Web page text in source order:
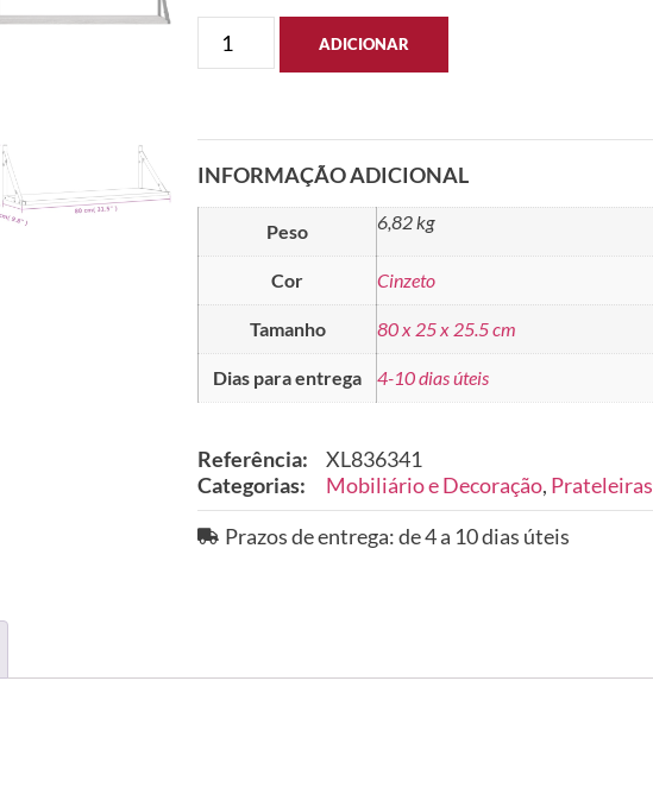
ADICIONAR
INFORMAÇÃO ADICIONAL
Peso 6,82 kg
Cor Cinzeto
Tamanho 80 x 25 x 25.5 cm
Dias para entrega 4-10 dias úteis
Referência:
XL836341
Categorias:
Mobiliário e Decoração, Prateleiras
Prazos de entrega: de 4 a 10 dias úteis